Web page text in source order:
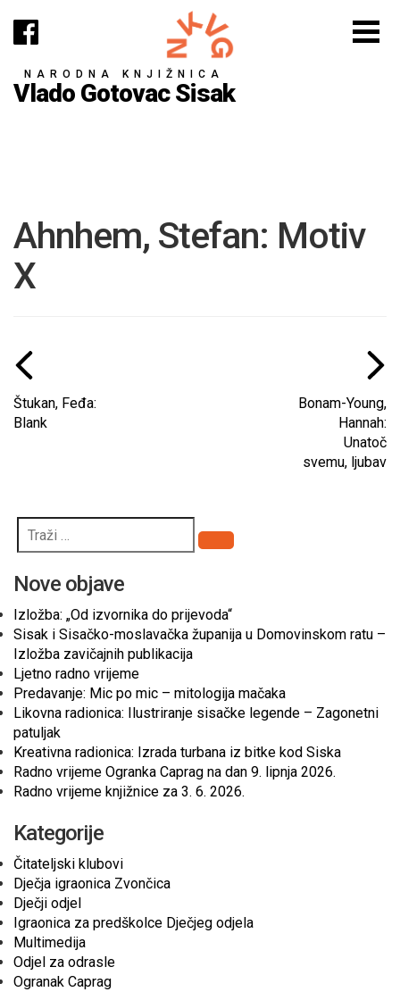
NARODNA KNJIŽNICA
Vlado Gotovac Sisak
Ahnhem, Stefan: Motiv
X
Štukan, Feđa:
Blank
Bonam-Young,
Hannah:
Unatoč
svemu, ljubav
Pretraži
Nove objave
Izložba: „Od izvornika do prijevoda“
Sisak i Sisačko-moslavačka županija u Domovinskom ratu –
Izložba zavičajnih publikacija
Ljetno radno vrijeme
Predavanje: Mic po mic – mitologija mačaka
Likovna radionica: Ilustriranje sisačke legende – Zagonetni
patuljak
Kreativna radionica: Izrada turbana iz bitke kod Siska
Radno vrijeme Ogranka Caprag na dan 9. lipnja 2026.
Radno vrijeme knjižnice za 3. 6. 2026.
Kategorije
Čitateljski klubovi
Dječja igraonica Zvončica
Dječji odjel
Igraonica za predškolce Dječjeg odjela
Multimedija
Odjel za odrasle
Ogranak Caprag